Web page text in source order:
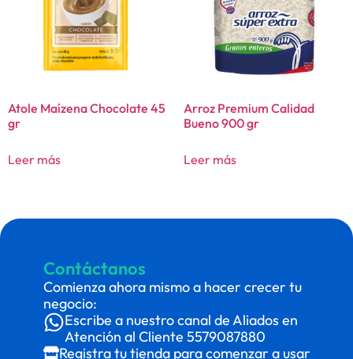
Atole Maízena Chocolate 45
gr
Leer más
Arroz Premium Calidad
Bueno 900 gr
Leer más
Contáctanos
Comienza ahora mismo a hacer crecer tu
negocio:
Escribe a nuestro canal de Aliados en
Atención al Cliente 5579087880
Registra tu tienda para comenzar a usar